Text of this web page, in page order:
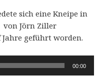
sich eine Kneipe in
von Jörn Ziller
geführt worden.
00:00